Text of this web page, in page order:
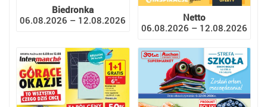
Biedronka
06.08.2026 – 12.08.2026
Netto
06.08.2026 – 12.08.2026